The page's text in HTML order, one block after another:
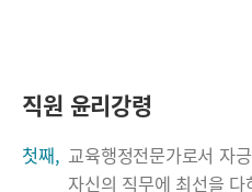
직원 윤리강령
첫째, 교육행정전문가로서 자
자신의 직무에 최선을